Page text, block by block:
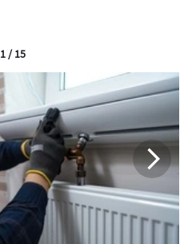
1 / 15